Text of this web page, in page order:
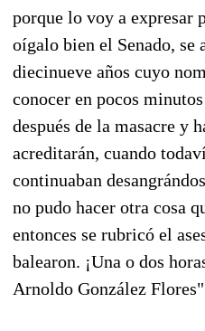
porque lo voy a expresar
oígalo bien el Senado, se
diecinueve años cuyo
conocer en pocos
después de la masacre y
acreditarán, cuando
continuaban
no pudo hacer otra cosa
entonces se rubricó el
balearon. ¡Una o dos
Arnoldo González